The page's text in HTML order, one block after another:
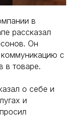
в
рассказал
Он
с
в товаре.
о себе и
и